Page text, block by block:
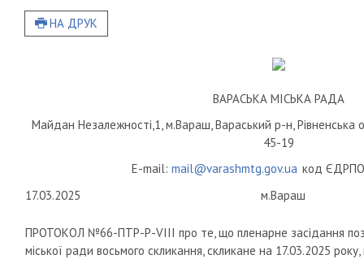
НА ДРУК
ВАРАСЬКА МІСЬКА РАДА
Майдан Незалежності,1, м.Вараш, Вараський р-н, Рівненська
45-19
E-mail: mail@varashmtg.gov.ua код
17.03.2025
м.Вараш
ПРОТОКОЛ №66-ПТР-Р-VIII про те, що пленарне засідання
міської ради восьмого скликання, скликане на 17.03.2025